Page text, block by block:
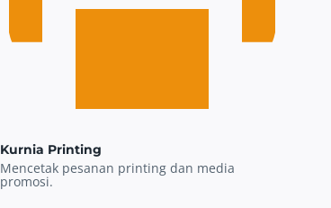
Kurnia Printing
Mencetak pesanan printing dan media
promosi.